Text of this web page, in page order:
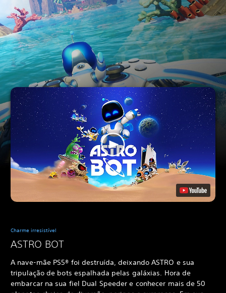
Charme irresistível
ASTRO BOT
A nave-mãe PS5® foi destruída, deixando ASTRO e sua
tripulação de bots espalhada pelas galáxias. Hora de
embarcar na sua fiel Dual Speeder e conhecer mais de 50